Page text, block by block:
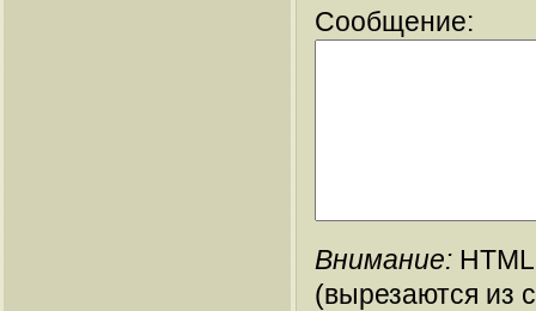
Сообщение:
Внимание:
(вырезаются из